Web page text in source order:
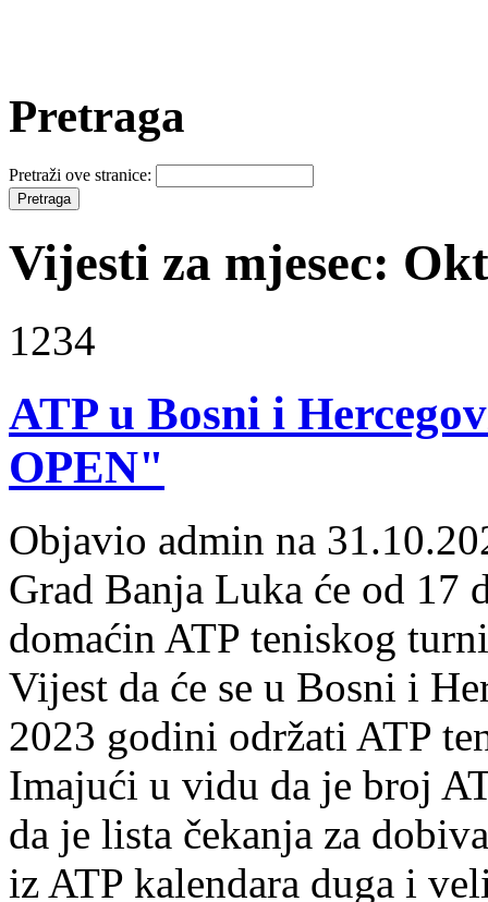
Pretraga
Pretraži ove stranice:
Vijesti za mjesec:
1234
ATP u Bosni i
OPEN"
Objavio admin na
Grad Banja Luka će od 17
domaćin ATP teniskog
Vijest da će se u Bosni i
2023 godini održati ATP
Imajući u vidu da je broj
da je lista čekanja za
iz ATP kalendara duga i